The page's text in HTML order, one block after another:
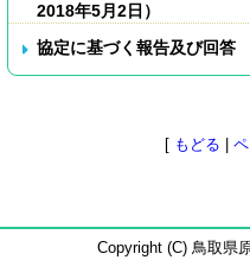
2018年5月2日）
協定に基づく報告及び回答
[ もどる
Copyright (C) 鳥取県